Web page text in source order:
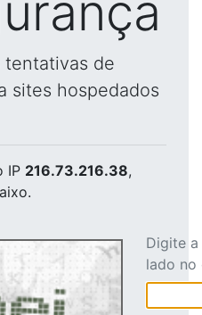
tentativas de
sites hospedados
IP 216.73.216.38,
Digite
lado no